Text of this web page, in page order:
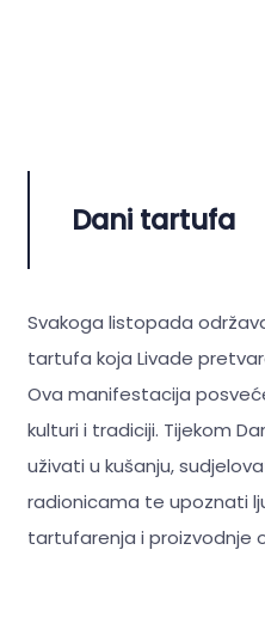
Dani tartufa
Svakoga listopada
tartufa koja Livade
Ova manifestacija
kulturi i tradiciji. Tijekom
uživati u kušanju,
radionicama te upoznati
tartufarenja i proizvodnje